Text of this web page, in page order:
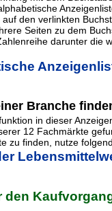
den verlinkten
Seiten zu dem
darunter die
Branche
in dieser
12 Fachmärkte
zu finden, nutze
den